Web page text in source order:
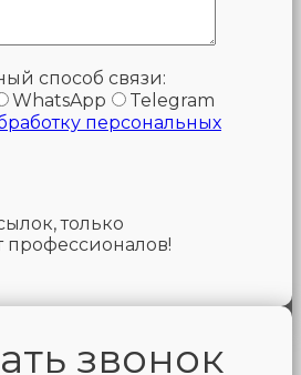
способ связи:
WhatsApp
Telegram
персональных
только
профессионалов!
звонок